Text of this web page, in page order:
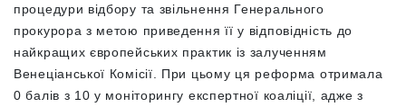
процедури відбору та звільнення Генерального
прокурора з метою приведення її у відповідність до
найкращих європейських практик із залученням
Венеціанської Комісії. При цьому ця реформа отримала
0 балів з 10 у моніторингу експертної коаліції, адже з